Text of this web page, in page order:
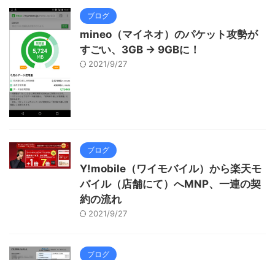
ブログ
mineo（マイネオ）のパケット攻勢が
すごい、3GB → 9GBに！
2021/9/27
ブログ
Y!mobile（ワイモバイル）から楽天モ
バイル（店舗にて）へMNP、一連の契
約の流れ
2021/9/27
ブログ